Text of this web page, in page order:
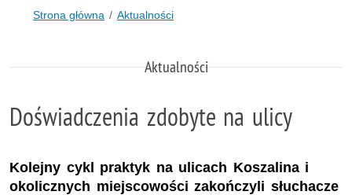
Strona główna Aktualności
Aktualności
Doświadczenia zdobyte na ulicy
Kolejny cykl praktyk na ulicach Koszalina i
okolicznych miejscowości zakończyli słuchacze